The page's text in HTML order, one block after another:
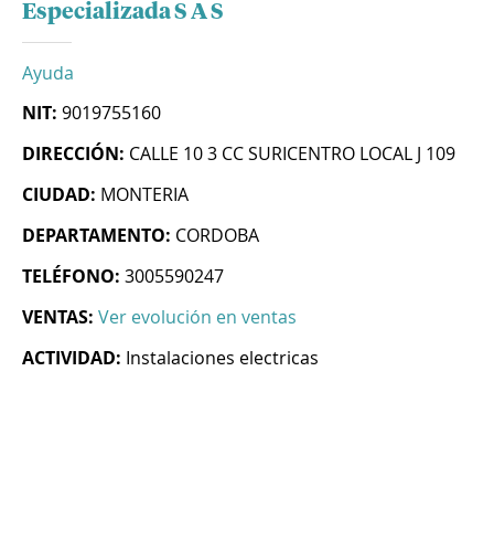
Especializada S A S
Ayuda
NIT: 9019755160
DIRECCIÓN: CALLE 10 3 CC SURICENTRO LOCAL J 109
CIUDAD: MONTERIA
DEPARTAMENTO: CORDOBA
TELÉFONO: 3005590247
VENTAS: Ver evolución en ventas
ACTIVIDAD: Instalaciones electricas